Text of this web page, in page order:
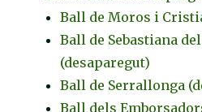
Ball de Moros i
Ball de Sebastiana
(desaparegut)
Ball de Serrallonga
Ball dels